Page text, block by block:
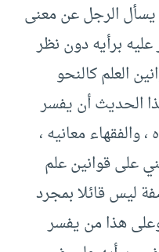
الرجل عن معنى
برأيه دون نظر
العلم كالنحو
الحديث أن يفسر
والفقهاء معانيه ،
على قوانين علم
ليس قائلا بمجرد
‏32 ” وعلى هذا من يفسر